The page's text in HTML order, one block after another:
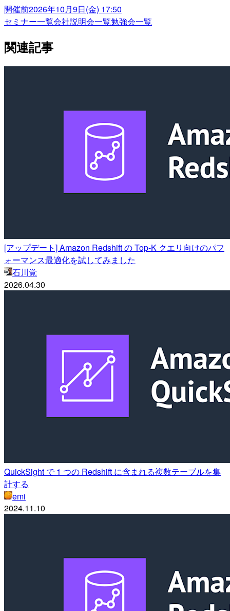
開催前2026年10月9日(金) 17:50
セミナー一覧会社説明会一覧勉強会一覧
関連記事
[アップデート] Amazon Redshift の Top-K クエリ向けのパフ
ォーマンス最適化を試してみました
石川覚
2026.04.30
QuickSight で 1 つの Redshift に含まれる複数テーブルを集
計する
emi
2024.11.10